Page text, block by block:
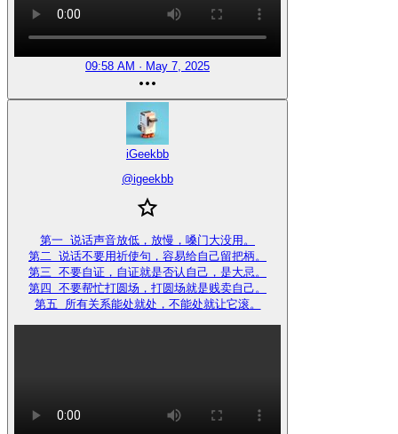
09:58 AM · May 7, 2025
iGeekbb
@igeekbb
第一 说话声音放低，放慢，嗓门大没用。
第二 说话不要用祈使句，容易给自己留把柄。
第三 不要自证，自证就是否认自己，是大忌。
第四 不要帮忙打圆场，打圆场就是贱卖自己。
第五 所有关系能处就处，不能处就让它滚。